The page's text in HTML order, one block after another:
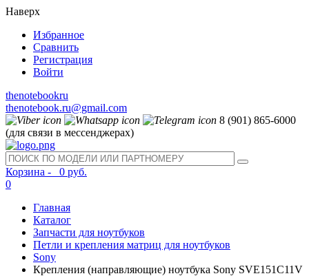
Наверх
Избранное
Сравнить
Регистрация
Войти
thenotebookru
thenotebook.ru@gmail.com
8 (901) 865-6000
(для связи в мессенджерах)
Корзина -
0 руб.
0
Главная
Каталог
Запчасти для ноутбуков
Петли и крепления матриц для ноутбуков
Sony
Крепления (направляющие) ноутбука Sony SVE151C11V